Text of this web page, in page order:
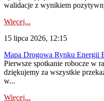
walidacje z wynikiem
Więcej...
15 lipca 2026, 12:15
Mapa Drogowa Rynku Energii
Pierwsze spotkanie robocze w
dziękujemy za wszystkie
w...
Więcej...